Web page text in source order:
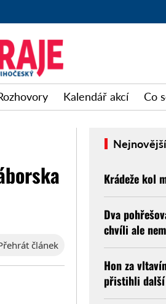
Kalendář akcí Co
článek
Nejnovější
Krádeže kol
Dva
chvíli ale
Hon za
přistihli další